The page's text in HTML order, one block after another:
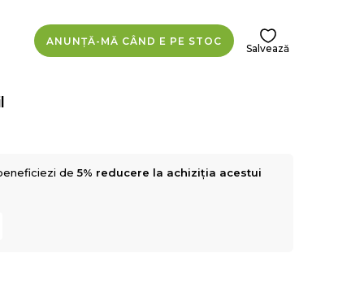
ANUNȚĂ-MĂ CÂND E PE STOC
Salvează
de5% reducere la achiziția acestui